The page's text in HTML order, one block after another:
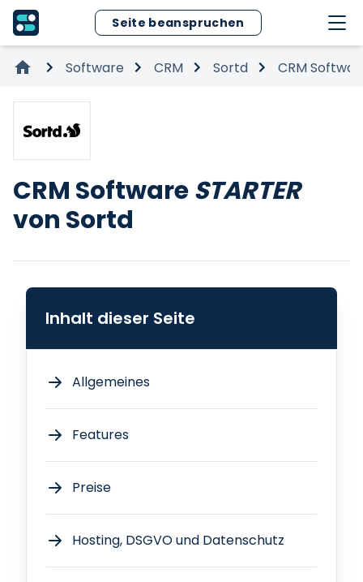
Seite beanspruchen
Software CRM Sortd CRM
CRM SoftwareSTARTER
von Sortd
Inhalt dieser Seite
Allgemeines
Features
Preise
Hosting, DSGVO und Datenschutz